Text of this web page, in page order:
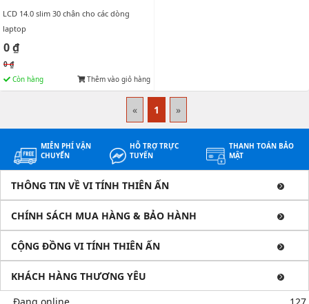
LCD 14.0 slim 30 chân cho các dòng
laptop
0 ₫
0 ₫
Còn hàng
Thêm vào giỏ hàng
« 1 »
MIỄN PHÍ VẬN
CHUYỂN
HỖ TRỢ TRỰC
TUYẾN
THANH TOÁN BẢO
MẬT
THÔNG TIN VỀ VI TÍNH THIÊN ẤN
CHÍNH SÁCH MUA HÀNG & BẢO HÀNH
CỘNG ĐỒNG VI TÍNH THIÊN ẤN
KHÁCH HÀNG THƯƠNG YÊU